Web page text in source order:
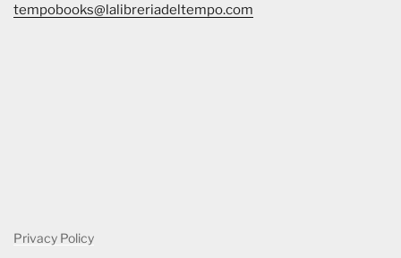
tempobooks@lalibreriadeltempo.com
Privacy Policy